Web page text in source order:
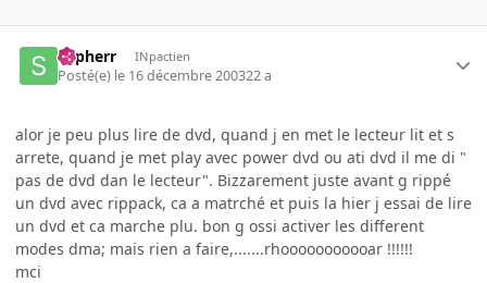
Sypherr INpactien
Posté(e) le 16 décembre 200322 a
alor je peu plus lire de dvd, quand j en met le lecteur lit et s
arrete, quand je met play avec power dvd ou ati dvd il me di "
pas de dvd dan le lecteur". Bizzarement juste avant g rippé
un dvd avec rippack, ca a matrché et puis la hier j essai de lire
un dvd et ca marche plu. bon g ossi activer les different
modes dma; mais rien a faire,.......rhooooooooooar !!!!!!
mci